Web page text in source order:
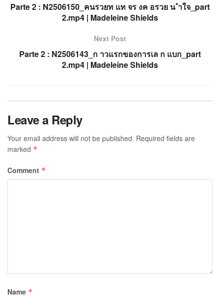
Parte 2 : N2506150_คนรวยท แท จร งค อรวย น ำใจ_part
2.mp4 | Madeleine Shields
Next Post
Parte 2 : N2506143_ก าวแรกของการเล ก แบก_part
2.mp4 | Madeleine Shields
Leave a Reply
Your email address will not be published. Required fields are
marked *
Comment *
Name *